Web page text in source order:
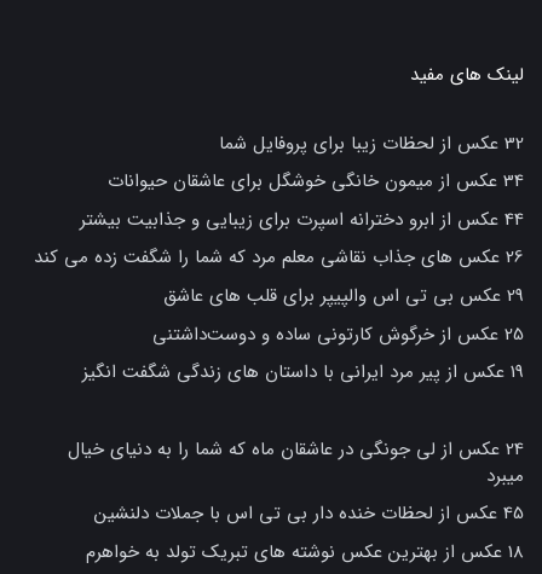
لینک های مفید
32 عکس از لحظات زیبا برای پروفایل شما
34 عکس از میمون خانگی خوشگل برای عاشقان حیوانات
44 عکس از ابرو دخترانه اسپرت برای زیبایی و جذابیت بیشتر
26 عکس های جذاب نقاشی معلم مرد که شما را شگفت زده می کند
29 عکس بی تی اس والپیپر برای قلب های عاشق
25 عکس از خرگوش کارتونی ساده و دوست‌داشتنی
19 عکس از پیر مرد ایرانی با داستان های زندگی شگفت انگیز
24 عکس از لی جونگی در عاشقان ماه که شما را به دنیای خیال
میبرد
45 عکس از لحظات خنده دار بی تی اس با جملات دلنشین
18 عکس از بهترین عکس نوشته های تبریک تولد به خواهرم